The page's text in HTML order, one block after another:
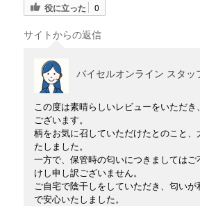
役に立った 0
サイトからの返信
バイセルオンライン スタッ
この度は素晴らしいレビューをいただき
ございます。
柄をお気に召していただけたとのこと、
たしました。
一方で、保管時の匂いにつきましてはご
けし申し訳ございません。
ご自宅で陰干しをしていただき、匂いが
で安心いたしました。